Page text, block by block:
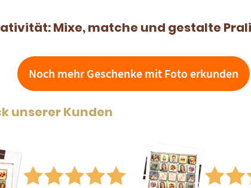
basierend
Mixe, matche und gestalte
Noch mehr Geschenke mit Foto erkunden
unserer Kunden